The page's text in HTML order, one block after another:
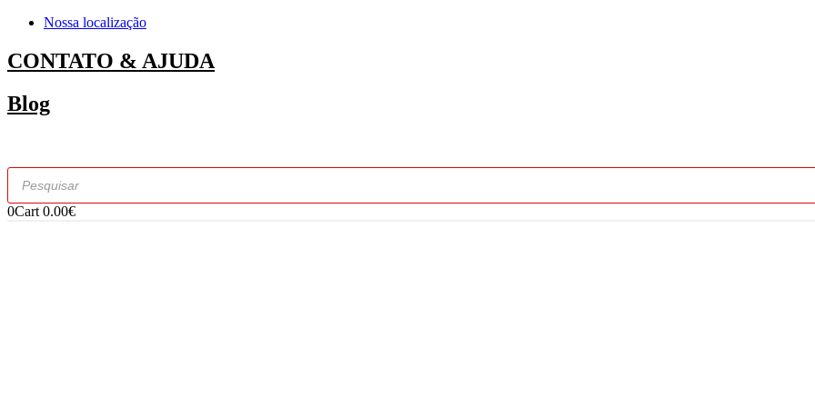
Nossa localização
CONTATO & AJUDA
Blog
Products
search
0Cart 0.00€